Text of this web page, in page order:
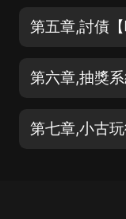
第五章,討債【
第六章,抽獎系
第七章,小古玩